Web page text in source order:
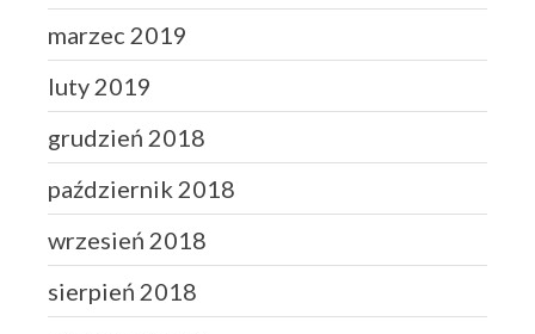
marzec 2019
luty 2019
grudzień 2018
październik 2018
wrzesień 2018
sierpień 2018